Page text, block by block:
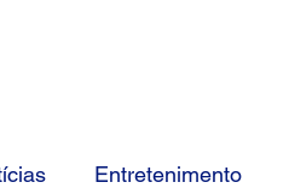
Entretenimento